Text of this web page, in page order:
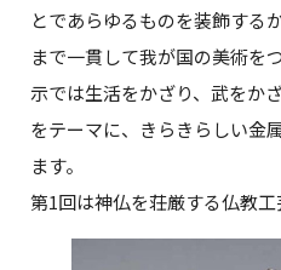
とであらゆるものを装飾する
まで一貫して我が国の美術を
示では生活をかざり、武をか
をテーマに、きらきらしい金
ます。
第1回は神仏を荘厳する仏教工